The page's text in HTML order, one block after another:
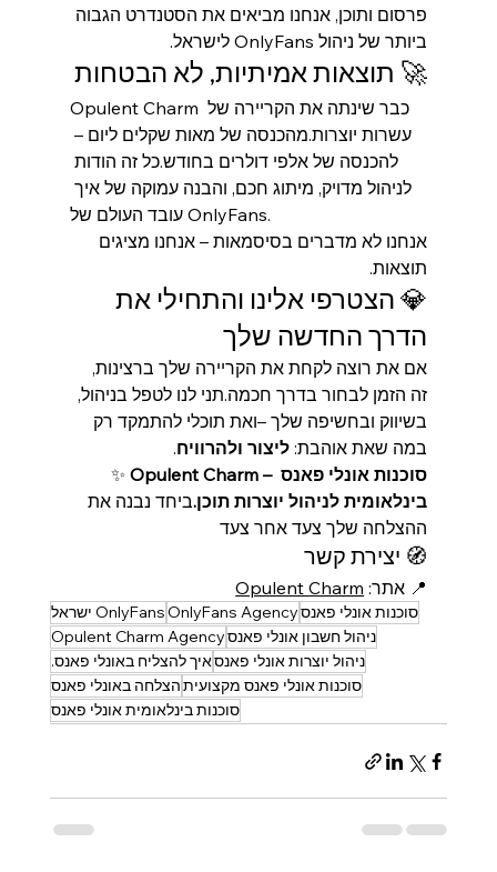
פרסום ותוכן, אנחנו מביאים את הסטנדרט הגבוה
ביותר של ניהול OnlyFans לישראל.
🚀 תוצאות אמיתיות, לא הבטחות
Opulent Charm כבר שינתה את הקריירה של
עשרות יוצרות.מהכנסה של מאות שקלים ליום –
להכנסה של אלפי דולרים בחודש.כל זה הודות
לניהול מדויק, מיתוג חכם, והבנה עמוקה של איך
עובד העולם של OnlyFans.
אנחנו לא מדברים בסיסמאות – אנחנו מציגים
תוצאות.
💎 הצטרפי אלינו והתחילי את
הדרך החדשה שלך
אם את רוצה לקחת את הקריירה שלך ברצינות,
זה הזמן לבחור בדרך חכמה.תני לנו לטפל בניהול,
בשיווק ובחשיפה שלך –ואת תוכלי להתמקד רק
במה שאת אוהבת: ליצור ולהרוויח.
✨ Opulent Charm – סוכנות אונלי פאנס
בינלאומית לניהול יוצרות תוכן.ביחד נבנה את
ההצלחה שלך צעד אחר צעד
🧭 יצירת קשר
📍 אתר: Opulent Charm
סוכנות אונלי פאנסOnlyFans AgencyOnlyFans ישראל
ניהול חשבון אונלי פאנסOpulent Charm Agency
ניהול יוצרות אונלי פאנסאיך להצליח באונלי פאנס.
סוכנות אונלי פאנס מקצועיתהצלחה באונלי פאנס
סוכנות בינלאומית אונלי פאנס